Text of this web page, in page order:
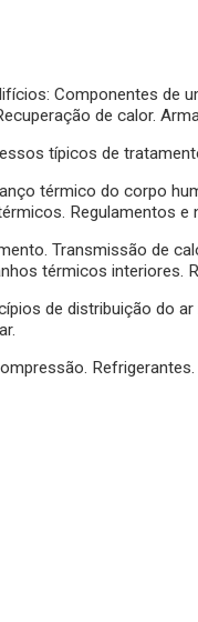
Componentes de
de calor.
típicos de
térmico do corpo
Regulamentos e
Transmissão de
térmicos interiores.
de distribuição do